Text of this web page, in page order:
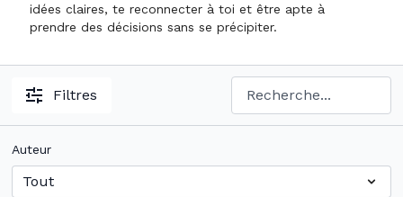
idées claires, te reconnecter à toi et être apte à
prendre des décisions sans se précipiter.
Filtres
Auteur